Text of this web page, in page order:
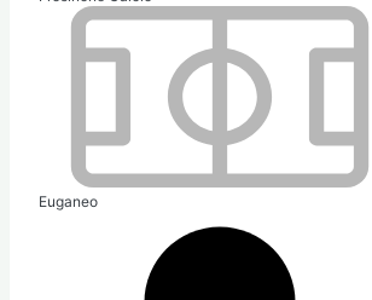
Euganeo